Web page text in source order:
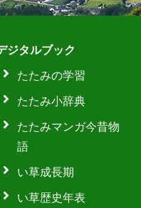
ジタルブック
たたみの学習
たたみ小辞典
たたみマンガ今昔物
語
い草成長期
い草歴史年表